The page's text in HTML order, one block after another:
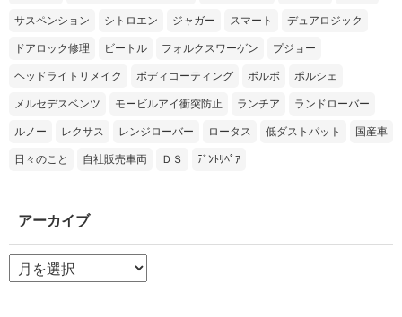
サスペンション シトロエン ジャガー スマート デュアロジック
ドアロック修理 ビートル フォルクスワーゲン プジョー
ヘッドライトリメイク ボディコーティング ボルボ ポルシェ
メルセデスベンツ モービルアイ衝突防止 ランチア ランドローバー
ルノー レクサス レンジローバー ロータス 低ダストパット 国産車
日々のこと 自社販売車両 ＤＳ ﾃﾞﾝﾄﾘﾍﾟｱ
アーカイブ
ア
ー